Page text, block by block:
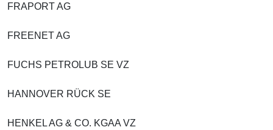
FRAPORT AG
FREENET AG
FUCHS PETROLUB SE VZ
HANNOVER RÜCK SE
HENKEL AG & CO. KGAA VZ